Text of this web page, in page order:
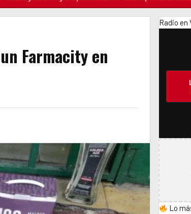
Farmacity en
Radio en
Lo